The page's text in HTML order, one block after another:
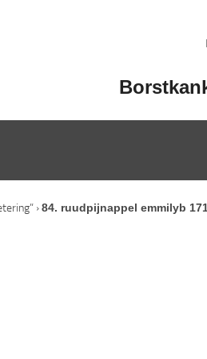
› 84. ruudpijnappel emmilyb